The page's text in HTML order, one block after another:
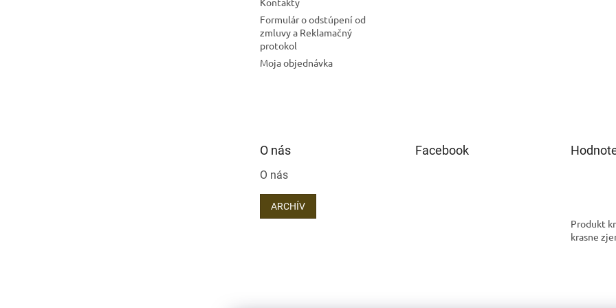
Formulár o odstúpení od
zmluvy a Reklamačný
protokol
Moja objednávka
O nás
O nás
ARCHÍV
Facebook
Produkt
krasne